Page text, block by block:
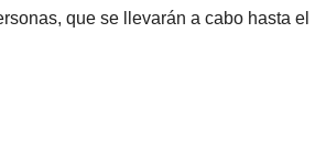
que se llevarán a cabo hasta el